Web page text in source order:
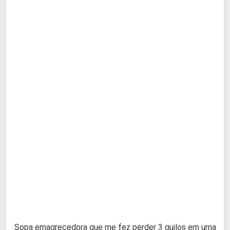
Sopa emagrecedora que me fez perder 3 quilos em uma